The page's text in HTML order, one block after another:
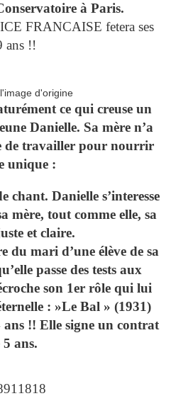
à Paris.
FRANCAISE fetera ses
ans !!
ce qui creuse un
Danielle. Sa mère n’a
de travailler pour nourrir
unique :
chant. Danielle s’interesse
mère, tout comme elle, sa
et claire.
du mari d’une élève de sa
passe des tests aux
son 1er rôle qui lui
: »Le Bal » (1931)
ans !! Elle signe un contrat
5 ans.